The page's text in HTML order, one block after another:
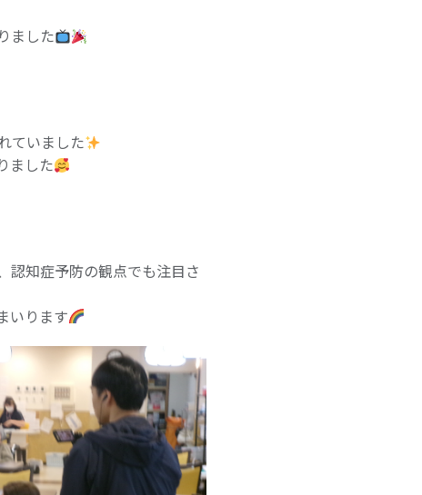
ました
ていました
ました
認知症予防の観点でも注目さ
いります